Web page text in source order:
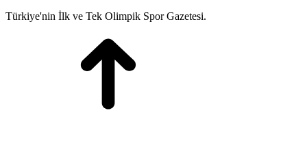
Türkiye'nin İlk ve Tek Olimpik Spor Gazetesi.